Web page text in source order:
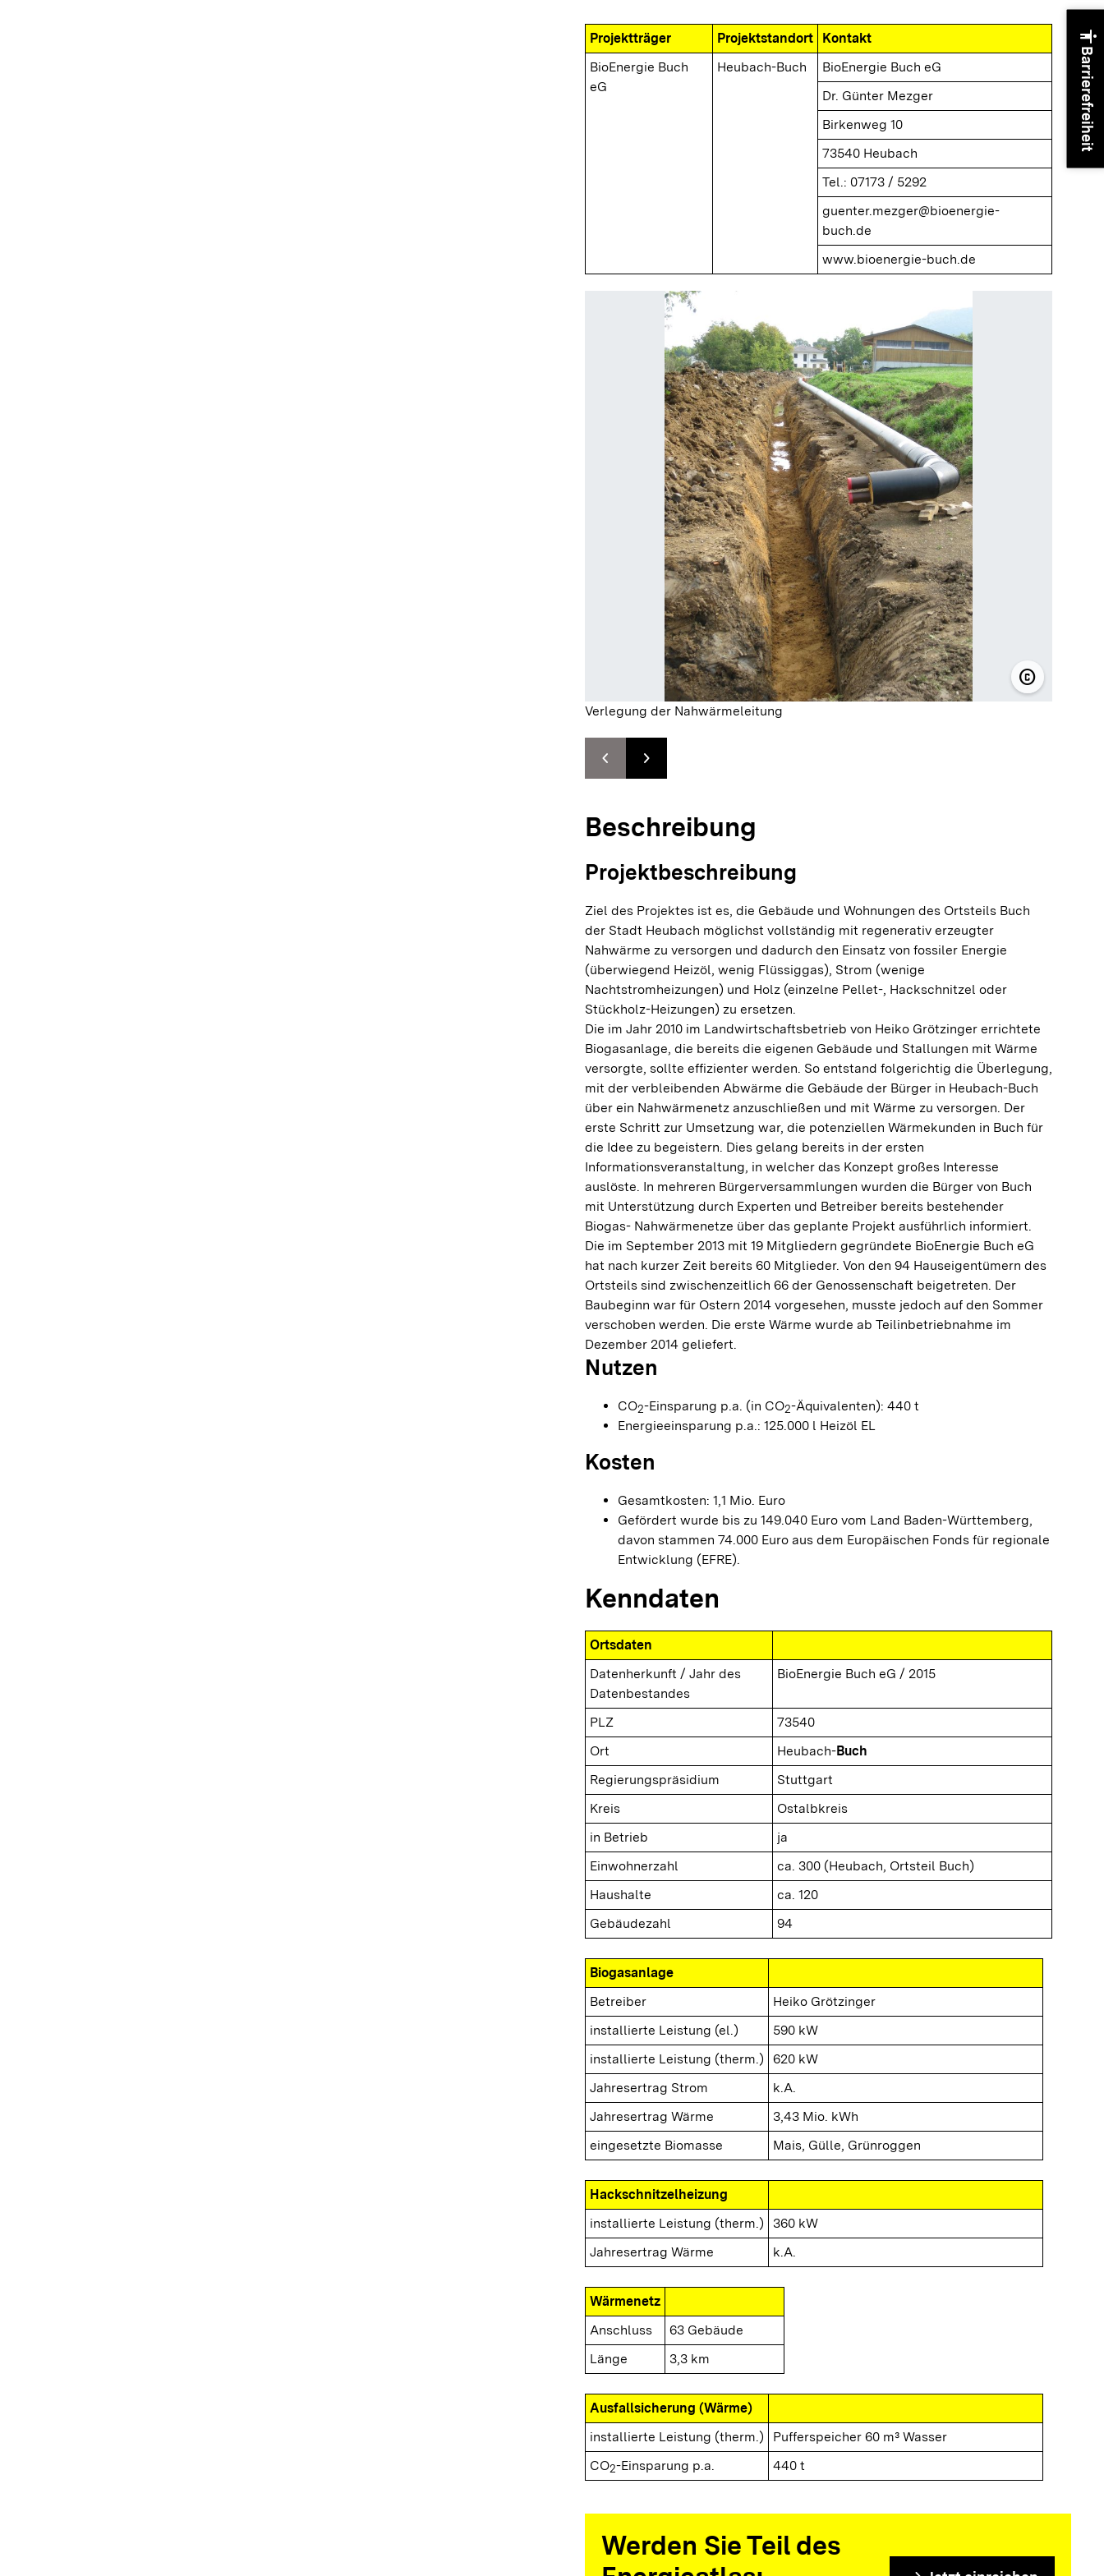
Projektträger Projektstandort
Kontakt
BioEnergie Buch
eG
Heubach-Buch
BioEnergie Buch eG
Dr. Günter Mezger
Birkenweg 10
73540 Heubach
Tel.: 07173 / 5292
guenter.mezger@bioenergie-
buch.de
www.bioenergie-buch.de
copyright
©
Verlegung der Nahwärmeleitung
chevron_leftZur vorhergehenden Folie springen
chevron_rightZur nächsten Folie springen
Beschreibung
Projektbeschreibung
Ziel des Projektes ist es, die Gebäude und Wohnungen des Ortsteils Buch
der Stadt Heubach möglichst vollständig mit regenerativ erzeugter
Nahwärme zu versorgen und dadurch den Einsatz von fossiler Energie
(überwiegend Heizöl, wenig Flüssiggas), Strom (wenige
Nachtstromheizungen) und Holz (einzelne Pellet-, Hackschnitzel oder
Stückholz-Heizungen) zu ersetzen.
Die im Jahr 2010 im Landwirtschaftsbetrieb von Heiko Grötzinger errichtete
Biogasanlage, die bereits die eigenen Gebäude und Stallungen mit Wärme
versorgte, sollte effizienter werden. So entstand folgerichtig die Überlegung,
mit der verbleibenden Abwärme die Gebäude der Bürger in Heubach-Buch
über ein Nahwärmenetz anzuschließen und mit Wärme zu versorgen. Der
erste Schritt zur Umsetzung war, die potenziellen Wärmekunden in Buch für
die Idee zu begeistern. Dies gelang bereits in der ersten
Informationsveranstaltung, in welcher das Konzept großes Interesse
auslöste. In mehreren Bürgerversammlungen wurden die Bürger von Buch
mit Unterstützung durch Experten und Betreiber bereits bestehender
Biogas- Nahwärmenetze über das geplante Projekt ausführlich informiert.
Die im September 2013 mit 19 Mitgliedern gegründete BioEnergie Buch eG
hat nach kurzer Zeit bereits 60 Mitglieder. Von den 94 Hauseigentümern des
Ortsteils sind zwischenzeitlich 66 der Genossenschaft beigetreten. Der
Baubeginn war für Ostern 2014 vorgesehen, musste jedoch auf den Sommer
verschoben werden. Die erste Wärme wurde ab Teilinbetriebnahme im
Dezember 2014 geliefert.
Nutzen
CO2-Einsparung p.a. (in CO2-Äquivalenten): 440 t
Energieeinsparung p.a.: 125.000 l Heizöl EL
Kosten
Gesamtkosten: 1,1 Mio. Euro
Gefördert wurde bis zu 149.040 Euro vom Land Baden-Württemberg,
davon stammen 74.000 Euro aus dem Europäischen Fonds für regionale
Entwicklung (EFRE).
Kenndaten
Ortsdaten
Datenherkunft / Jahr des
Datenbestandes
BioEnergie Buch eG / 2015
PLZ
73540
Ort
Heubach-Buch
Regierungspräsidium
Stuttgart
Kreis
Ostalbkreis
in Betrieb
ja
Einwohnerzahl
ca. 300 (Heubach, Ortsteil Buch)
Haushalte
ca. 120
Gebäudezahl
94
Biogasanlage
Betreiber
Heiko Grötzinger
installierte Leistung (el.)
590 kW
installierte Leistung (therm.)
620 kW
Jahresertrag Strom
k.A.
Jahresertrag Wärme
3,43 Mio. kWh
eingesetzte Biomasse
Mais, Gülle, Grünroggen
Hackschnitzelheizung
installierte Leistung (therm.)
360 kW
Jahresertrag Wärme
k.A.
Wärmenetz
Anschluss
63 Gebäude
Länge
3,3 km
Ausfallsicherung (Wärme)
installierte Leistung (therm.)
Pufferspeicher 60 m³ Wasser
CO2-Einsparung p.a. 440 t
Werden Sie Teil des
accessibility
Barrierefreiheit